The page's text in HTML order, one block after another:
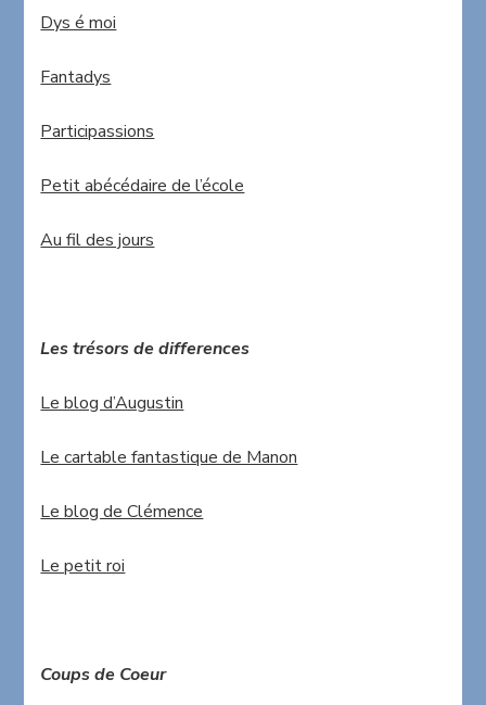
Dys é moi
Fantadys
Participassions
Petit abécédaire de l’école
Au fil des jours
Les trésors de differences
Le blog d’Augustin
Le cartable fantastique de Manon
Le blog de Clémence
Le petit roi
Coups de Coeur